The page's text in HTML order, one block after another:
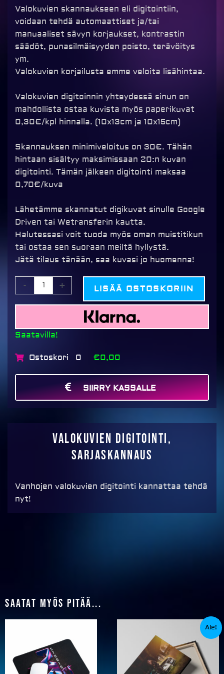
Valokuvien skannaukseen eli digitointiin,
voidaan tehdä automaattiset ja/tai
manuaaliset sävyn korjaukset, kontrastin
säädöt, punasilmäisyyden poisto, terävöitys
ym.
Valokuvien korjailusta emme veloita lisähintaa.
Valokuvien digitoinnin yhteydessä sinun on
mahdollista ostaa kuvista myös paperikuvat
0,30€/kpl hinnalla. (10x13cm ja 10x15cm)
Skannauksen minimiveloitus on 30€. Tähän
hintaan sisältyy maksimissaan 20:n kuvan
digitointi. Tämän jälkeen digitointi maksaa
0,70€/kuva
Lähetämme skannatut digikuvat sinulle Google
Driven tai Wetransferin kautta.
Halutessasi voit tuoda myös oman muistitikun
tai ostaa sen suoraan meiltä hyllystä.
Jätä tilaus tänään, saa kuvasi jo huomenna!
-
Valokuvien
digitointi,
sarjaskannaus
+ LISÄÄ OSTOSKORIIN
Saatavilla!
Ostoskori 0 €0,00
SIIRRY KASSALLE
Valokuvien digitointi,
sarjaskannaus
Vanhojen valokuvien digitointi kannattaa tehdä
nyt!
Saatat myös pitää...
Ale!
Alkuperäinen
oli:
€54,90.
hinta
on:
€49,00.